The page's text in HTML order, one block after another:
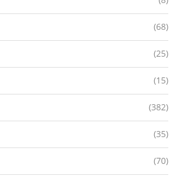
(68)
(25)
(15)
(382)
(35)
(70)